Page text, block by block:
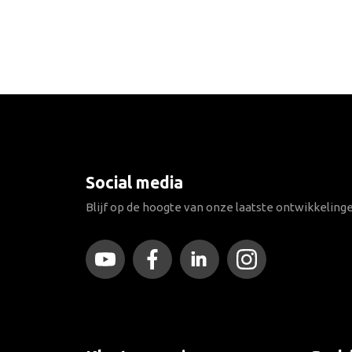
Social media
Blijf op de hoogte van onze laatste